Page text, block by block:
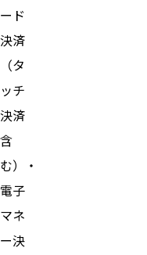
ード
決済
（タ
ッチ
決済
含
む）・
電子
マネ
ー決